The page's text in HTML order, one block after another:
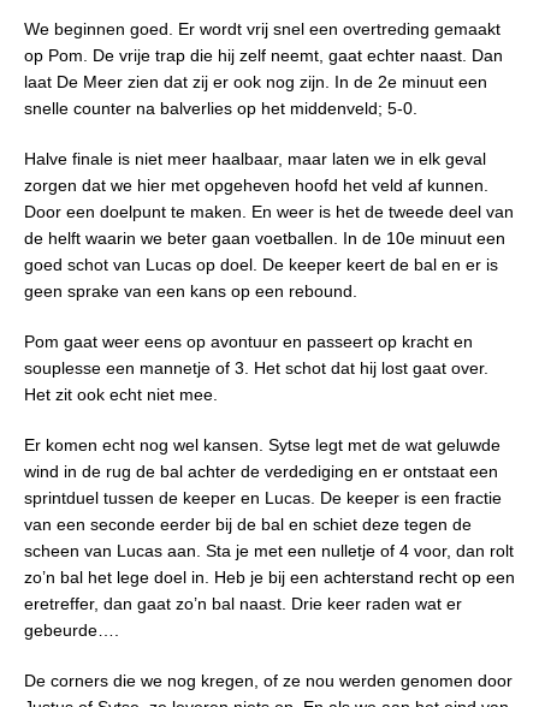
We beginnen goed. Er wordt vrij snel een overtreding gemaakt
op Pom. De vrije trap die hij zelf neemt, gaat echter naast. Dan
laat De Meer zien dat zij er ook nog zijn. In de 2e minuut een
snelle counter na balverlies op het middenveld; 5-0.
Halve finale is niet meer haalbaar, maar laten we in elk geval
zorgen dat we hier met opgeheven hoofd het veld af kunnen.
Door een doelpunt te maken. En weer is het de tweede deel van
de helft waarin we beter gaan voetballen. In de 10e minuut een
goed schot van Lucas op doel. De keeper keert de bal en er is
geen sprake van een kans op een rebound.
Pom gaat weer eens op avontuur en passeert op kracht en
souplesse een mannetje of 3. Het schot dat hij lost gaat over.
Het zit ook echt niet mee.
Er komen echt nog wel kansen. Sytse legt met de wat geluwde
wind in de rug de bal achter de verdediging en er ontstaat een
sprintduel tussen de keeper en Lucas. De keeper is een fractie
van een seconde eerder bij de bal en schiet deze tegen de
scheen van Lucas aan. Sta je met een nulletje of 4 voor, dan rolt
zo’n bal het lege doel in. Heb je bij een achterstand recht op een
eretreffer, dan gaat zo’n bal naast. Drie keer raden wat er
gebeurde….
De corners die we nog kregen, of ze nou werden genomen door